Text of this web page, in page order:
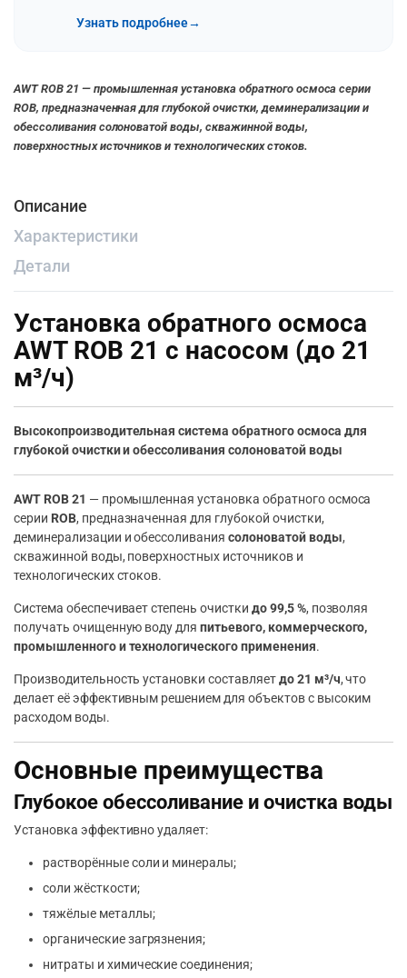
Узнать подробнее→
AWT ROB 21 — промышленная установка обратного осмоса серии
ROB, предназначенная для глубокой очистки, деминерализации и
обессоливания солоноватой воды, скважинной воды,
поверхностных источников и технологических стоков.
Описание
Характеристики
Детали
Установка обратного осмоса
AWT ROB 21 с насосом (до 21
м³/ч)
Высокопроизводительная система обратного осмоса для
глубокой очистки и обессоливания солоноватой воды
AWT ROB 21 — промышленная установка обратного осмоса
серии ROB, предназначенная для глубокой очистки,
деминерализации и обессоливаниясолоноватой воды,
скважинной воды, поверхностных источников и
технологических стоков.
Система обеспечивает степень очистки до 99,5 %, позволяя
получать очищенную воду дляпитьевого, коммерческого,
промышленного и технологического применения.
Производительность установки составляетдо 21 м³/ч, что
делает её эффективным решением для объектов с высоким
расходом воды.
Основные преимущества
Глубокое обессоливание и очистка воды
Установка эффективно удаляет:
растворённые соли и минералы;
соли жёсткости;
тяжёлые металлы;
органические загрязнения;
нитраты и химические соединения;